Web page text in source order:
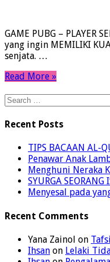
GAME PUBG – PLAYER
yang ingin MEMILIKI
senjata. …
Read More »
Search
for:
Recent Posts
TIPS BACAAN AL-
Penawar Anak
Menghuni Neraka
SYURGA SEORANG
Menyesal pada
Recent Comments
Yana Zainol on
Ihsan on Lelaki